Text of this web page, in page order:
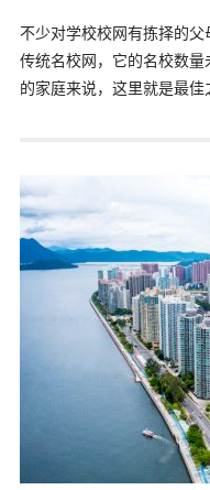
不少对学校校网有拣择的
传统名校网，它的名校数
的家庭来说，这里就是最佳